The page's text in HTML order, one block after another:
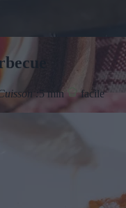
:5 min facile